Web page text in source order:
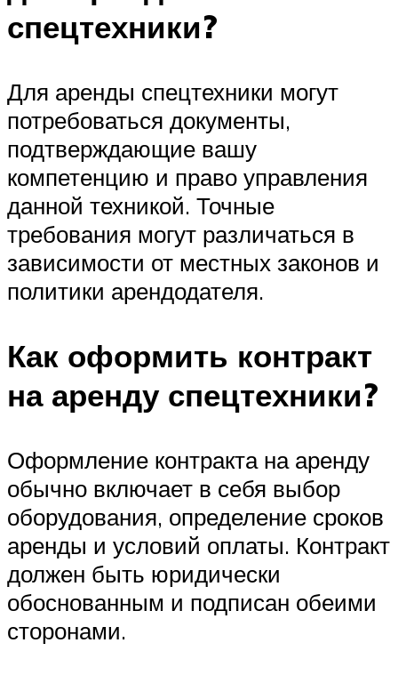
спецтехники?
Для аренды спецтехники могут
потребоваться документы,
подтверждающие вашу
компетенцию и право управления
данной техникой. Точные
требования могут различаться в
зависимости от местных законов и
политики арендодателя.
Как оформить контракт
на аренду спецтехники?
Оформление контракта на аренду
обычно включает в себя выбор
оборудования, определение сроков
аренды и условий оплаты. Контракт
должен быть юридически
обоснованным и подписан обеими
сторонами.